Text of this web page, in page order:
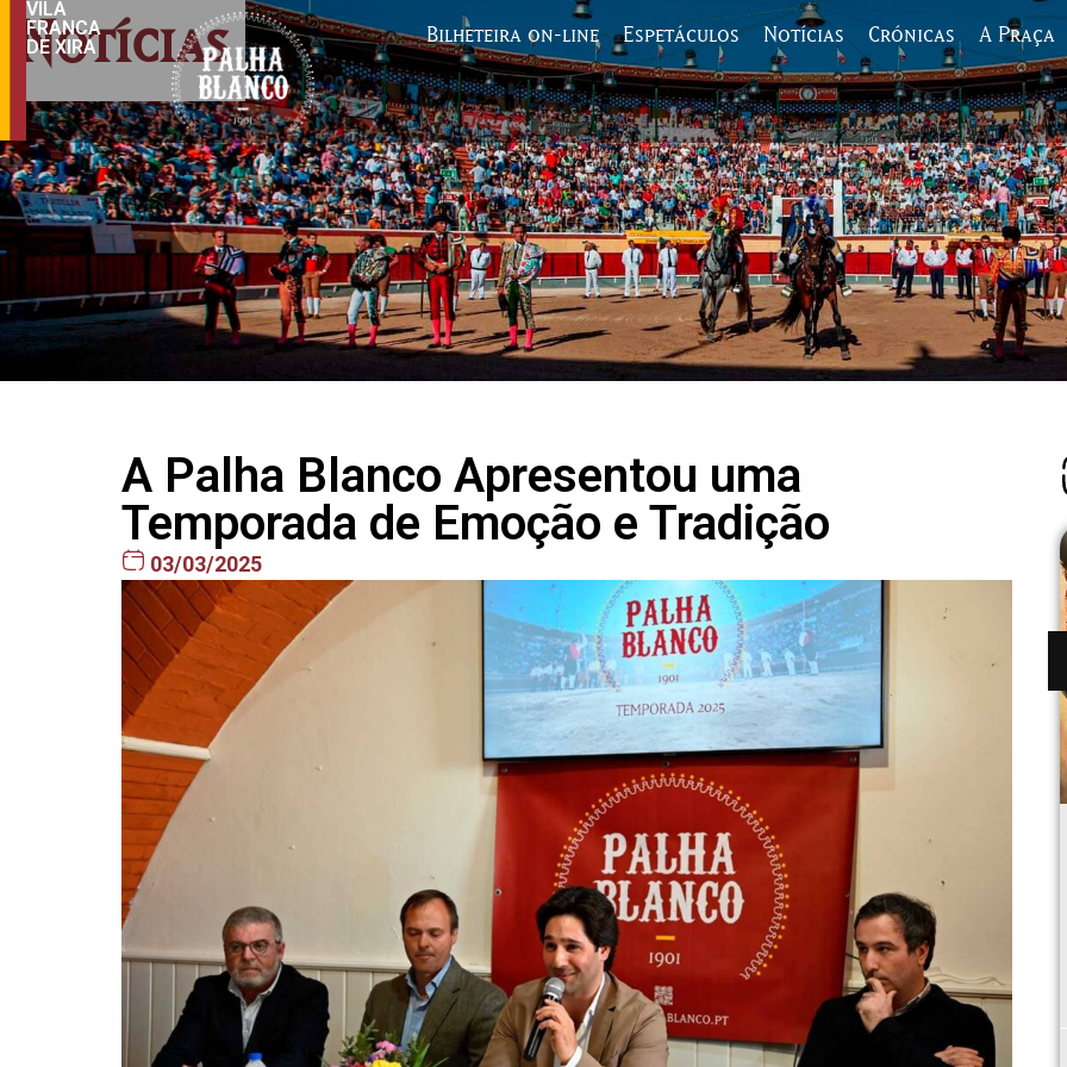
VILA
FRANCA
DE XIRA
Bilheteira on-line Espetáculos Notícias Crónicas A Praça
Notícias
A Palha Blanco Apresentou uma
Temporada de Emoção e Tradição
03/03/2025
Borja Jiménez: o homem que
desafia Madrid antes de chegar
O matador que revolucionou a temporada
espanhola prepara-se para um dos
maiores desafios da sua carreira: a
encerrona em Las Ventas. Numa...
Salgueiro Emocionou e Moura Jr.
Incendiou a Palha Blanco
Há terras que, todos os anos, renovam um
juramento. Vila Franca de Xira é uma delas.
O Colete Encarnado nunca foi apenas um
acontecimento...
08/07/2026 Continuar a Ler